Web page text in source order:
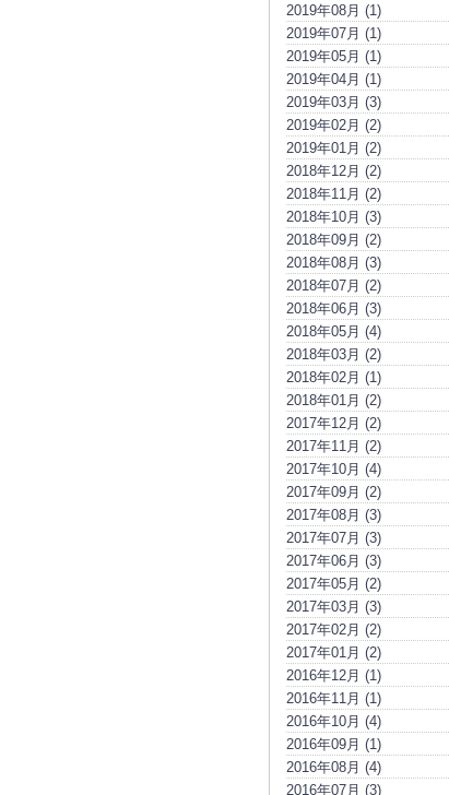
2019年08月 (1)
2019年07月 (1)
2019年05月 (1)
2019年04月 (1)
2019年03月 (3)
2019年02月 (2)
2019年01月 (2)
2018年12月 (2)
2018年11月 (2)
2018年10月 (3)
2018年09月 (2)
2018年08月 (3)
2018年07月 (2)
2018年06月 (3)
2018年05月 (4)
2018年03月 (2)
2018年02月 (1)
2018年01月 (2)
2017年12月 (2)
2017年11月 (2)
2017年10月 (4)
2017年09月 (2)
2017年08月 (3)
2017年07月 (3)
2017年06月 (3)
2017年05月 (2)
2017年03月 (3)
2017年02月 (2)
2017年01月 (2)
2016年12月 (1)
2016年11月 (1)
2016年10月 (4)
2016年09月 (1)
2016年08月 (4)
2016年07月 (3)